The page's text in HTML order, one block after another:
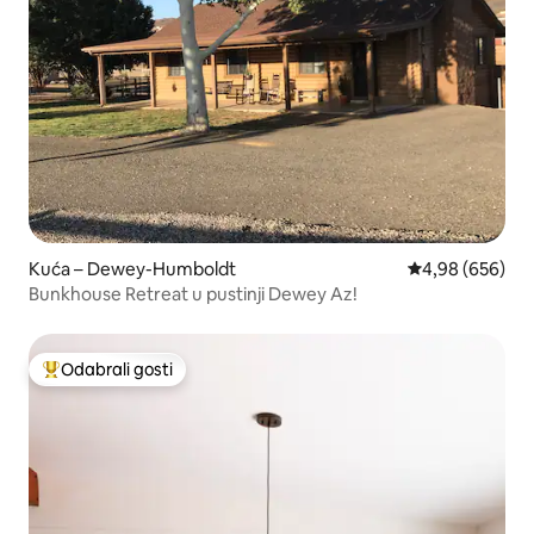
Kuća – Dewey-Humboldt Prosječna
4,98 (656)
Bunkhouse Retreat u pustinji Dewey Az!
Među najviše rangiranima s oznakom „Odabrali gosti”
Odabrali gosti